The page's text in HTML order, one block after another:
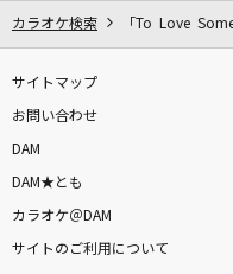
カラオケ検索 「To Love
サイトマップ
お問い合わせ
DAM
DAM★とも
カラオケ＠DAM
サイトのご利用について